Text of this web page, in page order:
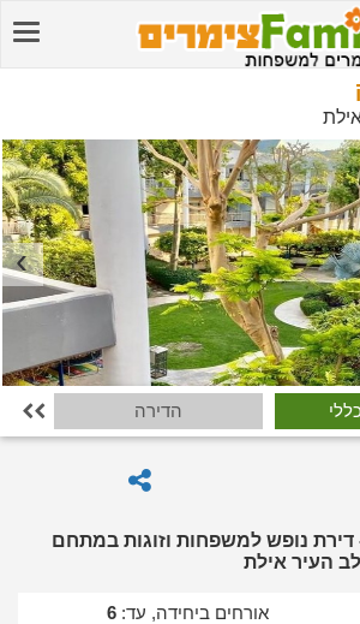
הדירה 
דירת נופש למשפחות וזוגות במתחם
העיר אילת
אורחים ביחידה, עד: 6